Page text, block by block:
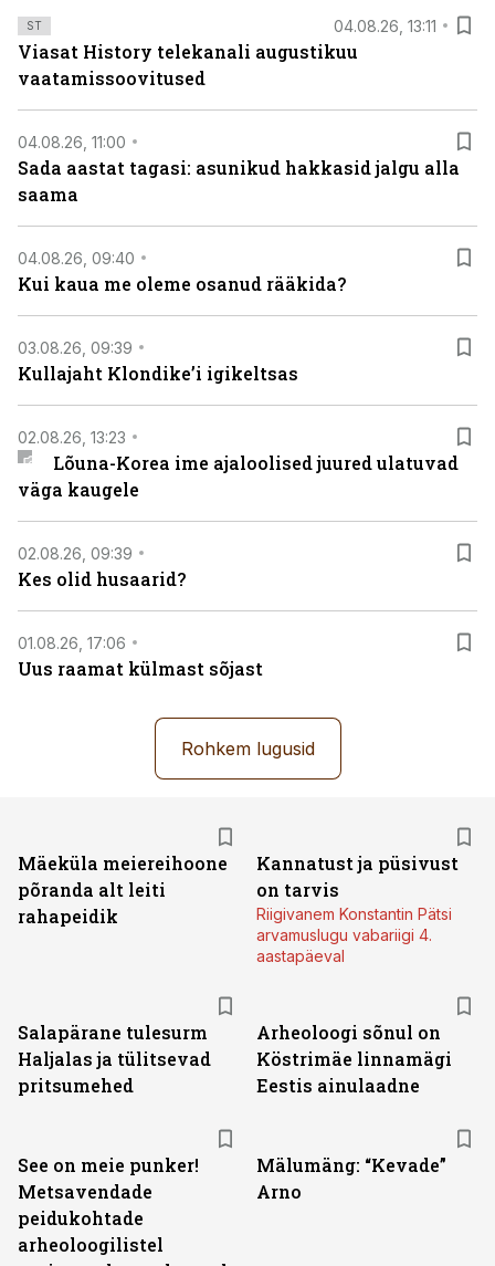
ST 04.08.26, 13:11
Viasat History telekanali augustikuu
vaatamissoovitused
04.08.26, 11:00
Sada aastat tagasi: asunikud hakkasid jalgu alla
saama
04.08.26, 09:40
Kui kaua me oleme osanud rääkida?
03.08.26, 09:39
Kullajaht Klondike’i igikeltsas
02.08.26, 13:23
Lõuna-Korea ime ajaloolised juured ulatuvad
väga kaugele
02.08.26, 09:39
Kes olid husaarid?
01.08.26, 17:06
Uus raamat külmast sõjast
Rohkem lugusid
Mäeküla meiereihoone
põranda alt leiti
rahapeidik
Kannatust ja püsivust
on tarvis
Riigivanem Konstantin Pätsi
arvamuslugu vabariigi 4.
aastapäeval
Salapärane tulesurm
Haljalas ja tülitsevad
pritsumehed
Arheoloogi sõnul on
Köstrimäe linnamägi
Eestis ainulaadne
See on meie punker!
Metsavendade
peidukohtade
arheoloogilistel
Mälumäng: “Kevade”
Arno